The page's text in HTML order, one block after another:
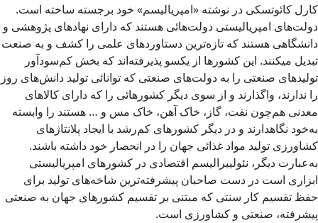
کارل کائوتسکی در نوشته «امپریالیسم» خود برجسته ساخته است.
دولت‌های امپریالیستی دولت‌هائی هستند که دارای نهادهای پژوهشی و
دانشگاهی هستند که تازه‌ترین دستاوردهای علمی را کشف و به صنعت
تبدیل میکنند. این کشورها از یکسو پذیرفته‌اند که بخش کم‌سودآور
تولیدهای صنعتی را به دولت‌های صنعتی که توانائی تولید دانش‌های روز
را ندارند، واگذارند و از سوی دیگر کشورهائی را که دارای کالاهای
معدنی هم‌چون نفت، گاز، خاک آهن، خاک مس و … هستند را وابسته
به‌خود نگاهدارند و در دیگر کشورهای کم‌رشد با ایجاد پلانتاژهای
کشاورزی تولید مواد غذائی جهان را در انحصار خود داشته باشند.
به‌عبارت دیگر، نئولیبرالیسم اقتصادی در کشورهای امپریالیستی
ابزاری است در دست صاحبان پیشرفته‌ترین شاخه‌های تولید برای
حفظ تقسیم کار سنتی که مبتنی بر تقسیم کشورهای جهان به صنعتی
پیشرفته، صنعتی و کشاورزی است.